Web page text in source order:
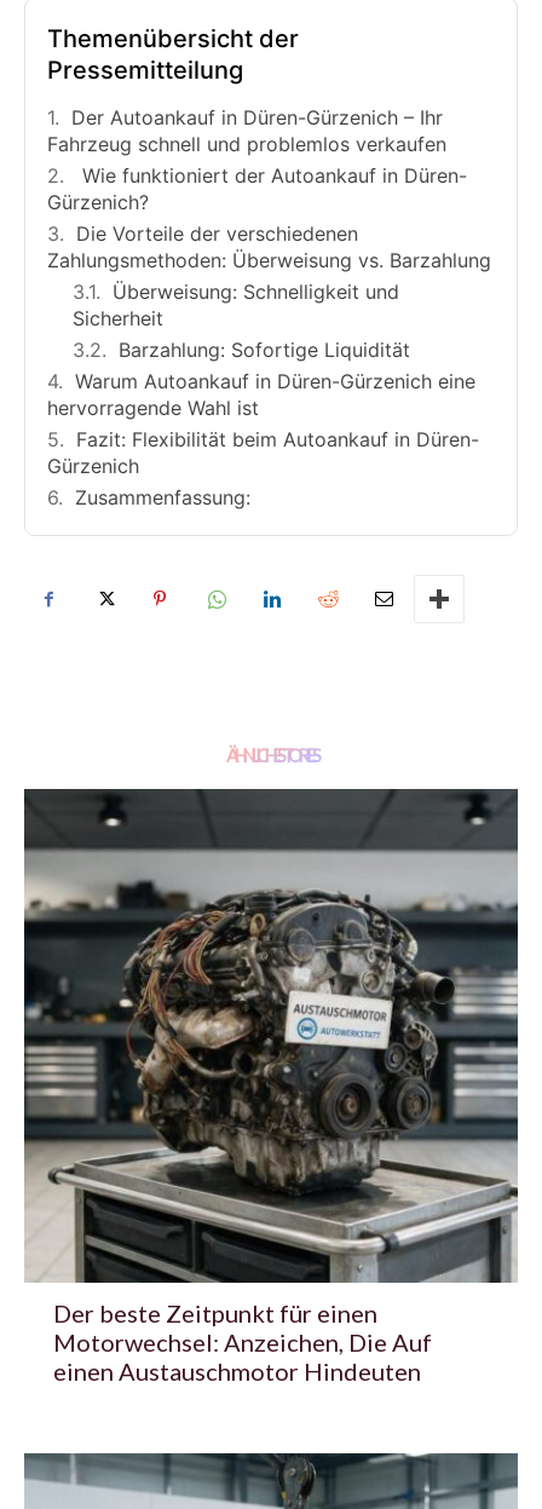
Themenübersicht der
Pressemitteilung
Der Autoankauf in Düren-Gürzenich – Ihr
Fahrzeug schnell und problemlos verkaufen
Wie funktioniert der Autoankauf in Düren-
Gürzenich?
Die Vorteile der verschiedenen
Zahlungsmethoden: Überweisung vs. Barzahlung
Überweisung: Schnelligkeit und
Sicherheit
Barzahlung: Sofortige Liquidität
Warum Autoankauf in Düren-Gürzenich eine
hervorragende Wahl ist
Fazit: Flexibilität beim Autoankauf in Düren-
Gürzenich
Zusammenfassung:
ÄHNLICHE STORIES
Der beste Zeitpunkt für einen
Motorwechsel: Anzeichen, Die Auf
einen Austauschmotor Hindeuten